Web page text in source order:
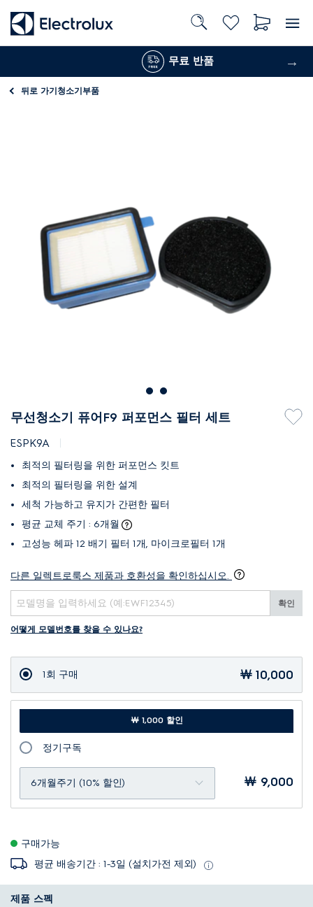
무료 반품
뒤로 가기청소기부품
무선청소기 퓨어F9 퍼포먼스 필터 세트
ESPK9A
최적의 필터링을 위한 퍼포먼스 킷트
최적의 필터링을 위한 설계
세척 가능하고 유지가 간편한 필터
평균 교체 주기 : 6개월
고성능 헤파 12 배기 필터 1개, 마이크로필터 1개
다른 일렉트로룩스 제품과 호환성을 확인하십시오.
확인
어떻게 모델번호를 찾을 수 있나요?
1회 구매 ￦ 10,000
￦ 1,000 할인
정기구독
6개월주기 (10% 할인) ￦ 9,000
구매가능
평균 배송기간 : 1-3일 (설치가전 제외)
제품 스펙